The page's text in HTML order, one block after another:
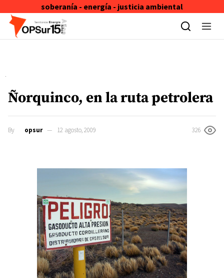
soberanía - energía - justicia ambiental
Skip to content
Ñorquinco, en la ruta petrolera
By opsur 12 agosto, 2009 326